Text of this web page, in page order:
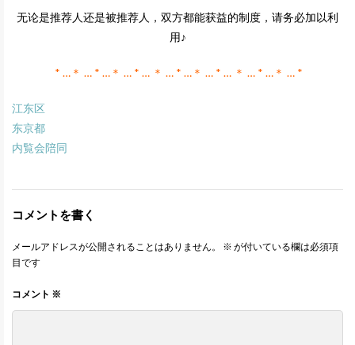
无论是推荐人还是被推荐人，双方都能获益的制度，请务必加以利
用♪
* …＊ … * …＊ … * … ＊ … * …＊ … * … ＊ … * …＊ … *
江东区
东京都
内覧会陪同
コメントを書く
メールアドレスが公開されることはありません。 ※ が付いている欄は必須項
目です
コメント ※